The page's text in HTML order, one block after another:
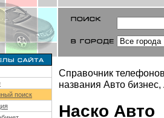
поиск
Справочник
названия Авто
Наско Авто